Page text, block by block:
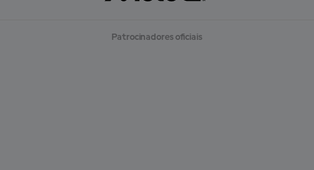
Patrocinadores oficiais